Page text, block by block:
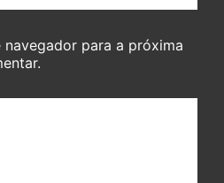
navegador para a próxima